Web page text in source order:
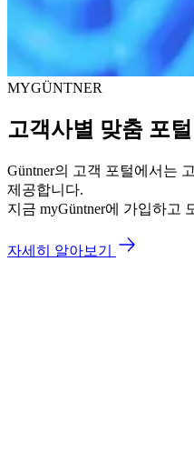
MYGÜNTNER
고객사별 맞춤 포털
Güntner의 고객 포털에서는
제공합니다.
지금 myGüntner에 가입하고
자세히 알아보기